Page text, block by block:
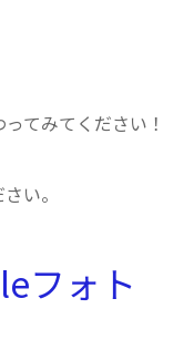
てみてください！
い。
フォト